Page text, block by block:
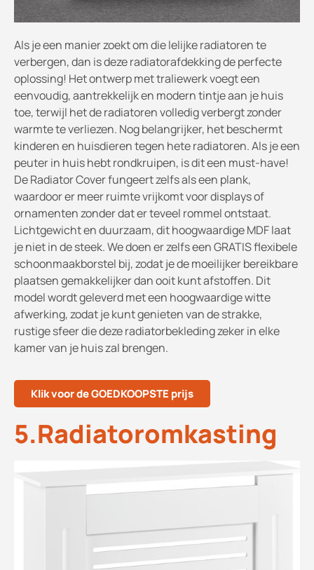
Als je een manier zoekt om die lelijke radiatoren te
verbergen, dan is deze radiatorafdekking de perfecte
oplossing! Het ontwerp met traliewerk voegt een
eenvoudig, aantrekkelijk en modern tintje aan je huis
toe, terwijl het de radiatoren volledig verbergt zonder
warmte te verliezen. Nog belangrijker, het beschermt
kinderen en huisdieren tegen hete radiatoren. Als je een
peuter in huis hebt rondkruipen, is dit een must-have!
De Radiator Cover fungeert zelfs als een plank,
waardoor er meer ruimte vrijkomt voor displays of
ornamenten zonder dat er teveel rommel ontstaat.
Lichtgewicht en duurzaam, dit hoogwaardige MDF laat
je niet in de steek. We doen er zelfs een GRATIS flexibele
schoonmaakborstel bij, zodat je de moeilijker bereikbare
plaatsen gemakkelijker dan ooit kunt afstoffen. Dit
model wordt geleverd met een hoogwaardige witte
afwerking, zodat je kunt genieten van de strakke,
rustige sfeer die deze radiatorbekleding zeker in elke
kamer van je huis zal brengen.
Klik voor de GOEDKOOPSTE prijs
5.Radiatoromkasting